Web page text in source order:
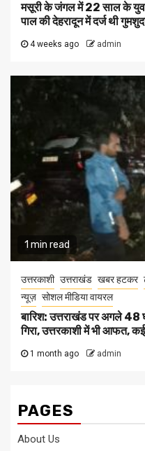
मसूरी के जंगल में 22 साल के
पाल की देहरादून में दर्ज थी
4 weeks ago admin
1 min read
उत्तरकाशी उत्तराखंड खबर हटकर
न्यूज़ सोशल मीडिया वायरल
बारिश: उत्तराखंड पर अगले 48
गिरा, उत्तरकाशी में भी आफत,
1 month ago admin
PAGES
About Us